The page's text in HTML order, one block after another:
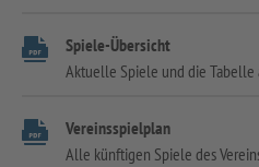
Spiele-Übersicht
Aktuelle Spiele und die Tabelle
Vereinsspielplan
Alle künftigen Spiele des